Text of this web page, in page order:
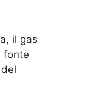
il gas
fonte